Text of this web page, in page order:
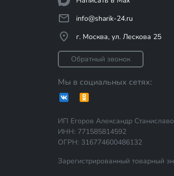
info@sharik-24.ru
г. Москва, ул. Лескова 25
Обратный звонок
Мы в социальных сетях:
ИП Егоров Александр
ИНН: 771585814592
ОГРН: 316774600486132
Зарегистрированный товарный